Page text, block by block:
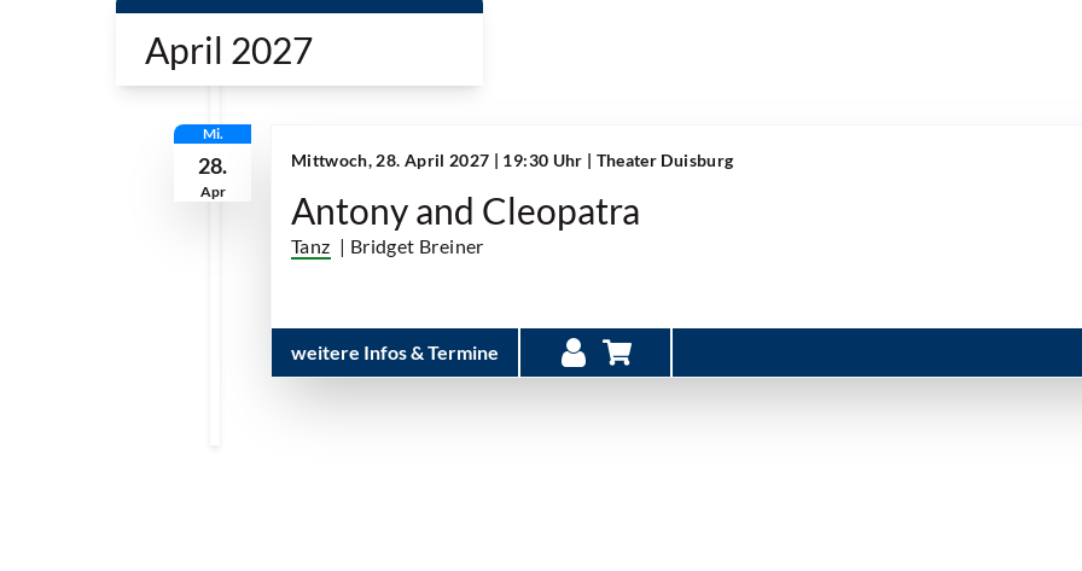
April 2027
Mi.
28.
Apr
Mittwoch, 28. April 2027 | 19:30 Uhr | Theater Duisburg
Antony and Cleopatra
Tanz | Bridget Breiner
weitere Infos & Termine